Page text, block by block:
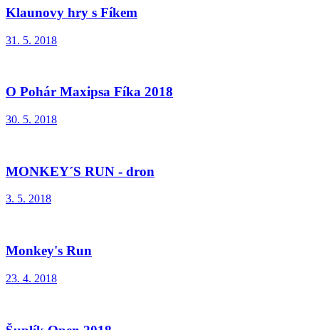
Klaunovy hry s Fíkem
31. 5. 2018
O Pohár Maxipsa Fíka 2018
30. 5. 2018
MONKEY´S RUN - dron
3. 5. 2018
Monkey's Run
23. 4. 2018